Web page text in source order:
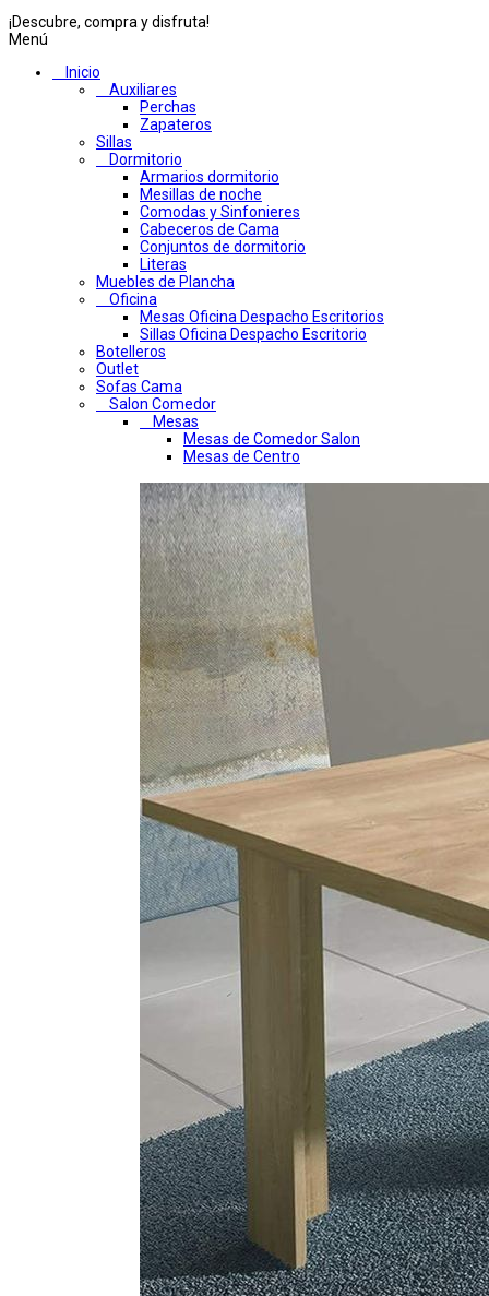
¡Descubre, compra y disfruta!
Menú
Inicio
Auxiliares
Perchas
Zapateros
Sillas
Dormitorio
Armarios dormitorio
Mesillas de noche
Comodas y Sinfonieres
Cabeceros de Cama
Conjuntos de dormitorio
Literas
Muebles de Plancha
Oficina
Mesas Oficina Despacho Escritorios
Sillas Oficina Despacho Escritorio
Botelleros
Outlet
Sofas Cama
Salon Comedor
Mesas
Mesas de Comedor Salon
Mesas de Centro